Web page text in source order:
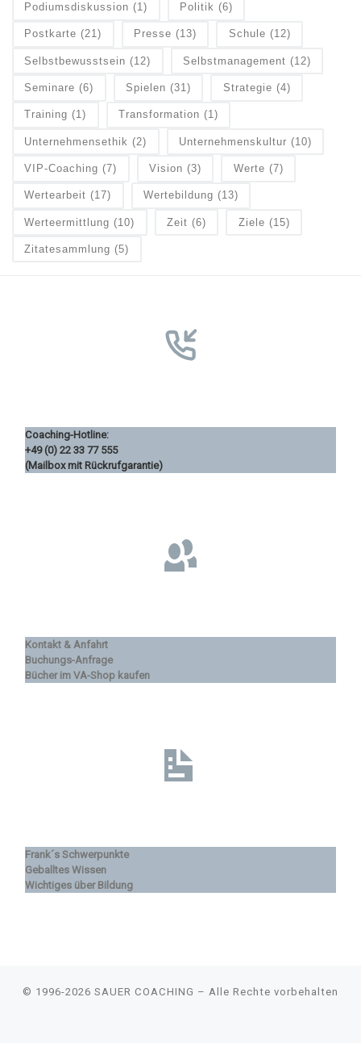
Podiumsdiskussion (1) Politik (6)
Postkarte (21) Presse (13) Schule (12)
Selbstbewusstsein (12) Selbstmanagement (12)
Seminare (6) Spielen (31) Strategie (4)
Training (1) Transformation (1)
Unternehmensethik (2) Unternehmenskultur (10)
VIP-Coaching (7) Vision (3) Werte (7)
Wertearbeit (17) Wertebildung (13)
Werteermittlung (10) Zeit (6) Ziele (15)
Zitatesammlung (5)
Coaching-Hotline:
+49 (0) 22 33 77 555
(Mailbox mit Rückrufgarantie)
Kontakt & Anfahrt
Buchungs-Anfrage
Bücher im VA-Shop kaufen
Frank´s Schwerpunkte
Geballtes Wissen
Wichtiges über Bildung
© 1996-2026 SAUER COACHING – Alle Rechte vorbehalten